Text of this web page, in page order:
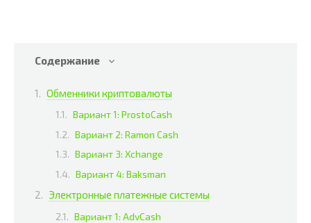
Содержание
Обменники криптовалюты
Вариант 1: ProstoCash
Вариант 2: Ramon Cash
Вариант 3: Xchange
Вариант 4: Baksman
Электронные платежные системы
Вариант 1: AdvCash